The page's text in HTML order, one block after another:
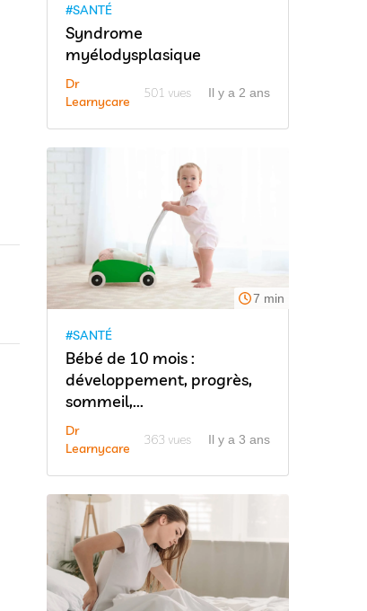
#SANTÉ
Syndrome
myélodysplasique
Dr
Learnycare
501 vues Il y a 2 ans
7 min
#SANTÉ
Bébé de 10 mois :
développement, progrès,
sommeil,...
Dr
Learnycare
363 vues Il y a 3 ans